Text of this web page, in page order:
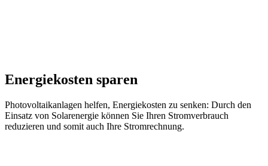
Energiekosten sparen
Photovoltaikanlagen helfen, Energiekosten zu senken: Durch den
Einsatz von Solarenergie können Sie Ihren Stromverbrauch
reduzieren und somit auch Ihre Stromrechnung.